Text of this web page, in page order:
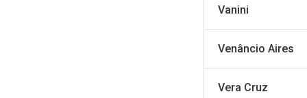
Vanini
Venâncio Aires
Vera Cruz